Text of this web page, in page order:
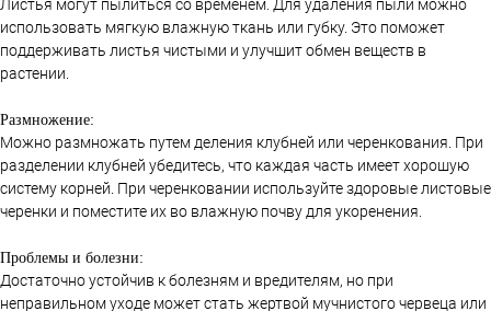
Листья могут пылиться со временем. Для удаления пыли можно
использовать мягкую влажную ткань или губку. Это поможет
поддерживать листья чистыми и улучшит обмен веществ в
растении.
Размножение:
Можно размножать путем деления клубней или черенкования. При
разделении клубней убедитесь, что каждая часть имеет хорошую
систему корней. При черенковании используйте здоровые листовые
черенки и поместите их во влажную почву для укоренения.
Проблемы и болезни:
Достаточно устойчив к болезням и вредителям, но при
неправильном уходе может стать жертвой мучнистого червеца или